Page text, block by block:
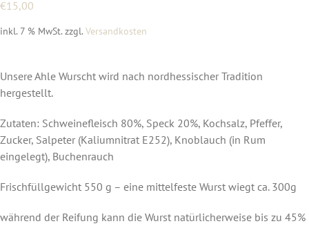
€15,00
inkl. 7 % MwSt. zzgl. Versandkosten
Unsere Ahle Wurscht wird nach nordhessischer Tradition
hergestellt.
Zutaten: Schweinefleisch 80%, Speck 20%, Kochsalz, Pfeffer,
Zucker, Salpeter (Kaliumnitrat E252), Knoblauch (in Rum
eingelegt), Buchenrauch
Frischfüllgewicht 550 g – eine mittelfeste Wurst wiegt ca. 300g
während der Reifung kann die Wurst natürlicherweise bis zu 45%